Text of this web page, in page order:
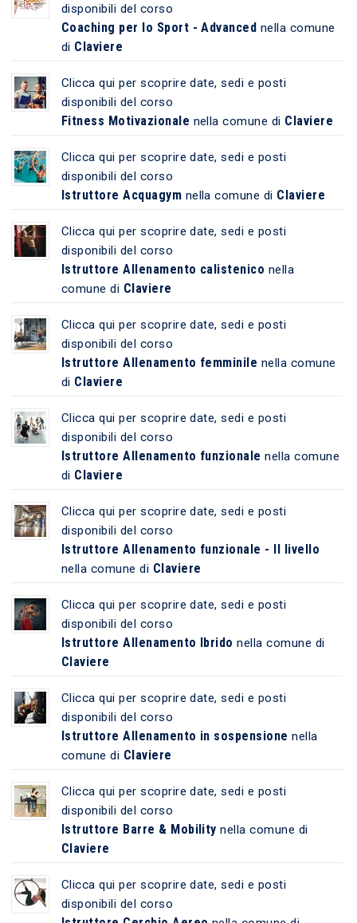
disponibili del corso
Coaching per lo Sport - Advanced nella comune
di Claviere
Clicca qui per scoprire date, sedi e posti
disponibili del corso
Fitness Motivazionale nella comune di Claviere
Clicca qui per scoprire date, sedi e posti
disponibili del corso
Istruttore Acquagym nella comune di Claviere
Clicca qui per scoprire date, sedi e posti
disponibili del corso
Istruttore Allenamento calistenico nella
comune di Claviere
Clicca qui per scoprire date, sedi e posti
disponibili del corso
Istruttore Allenamento femminile nella comune
di Claviere
Clicca qui per scoprire date, sedi e posti
disponibili del corso
Istruttore Allenamento funzionale nella comune
di Claviere
Clicca qui per scoprire date, sedi e posti
disponibili del corso
Istruttore Allenamento funzionale - II livello
nella comune di Claviere
Clicca qui per scoprire date, sedi e posti
disponibili del corso
Istruttore Allenamento Ibrido nella comune di
Claviere
Clicca qui per scoprire date, sedi e posti
disponibili del corso
Istruttore Allenamento in sospensione nella
comune di Claviere
Clicca qui per scoprire date, sedi e posti
disponibili del corso
Istruttore Barre & Mobility nella comune di
Claviere
Clicca qui per scoprire date, sedi e posti
disponibili del corso